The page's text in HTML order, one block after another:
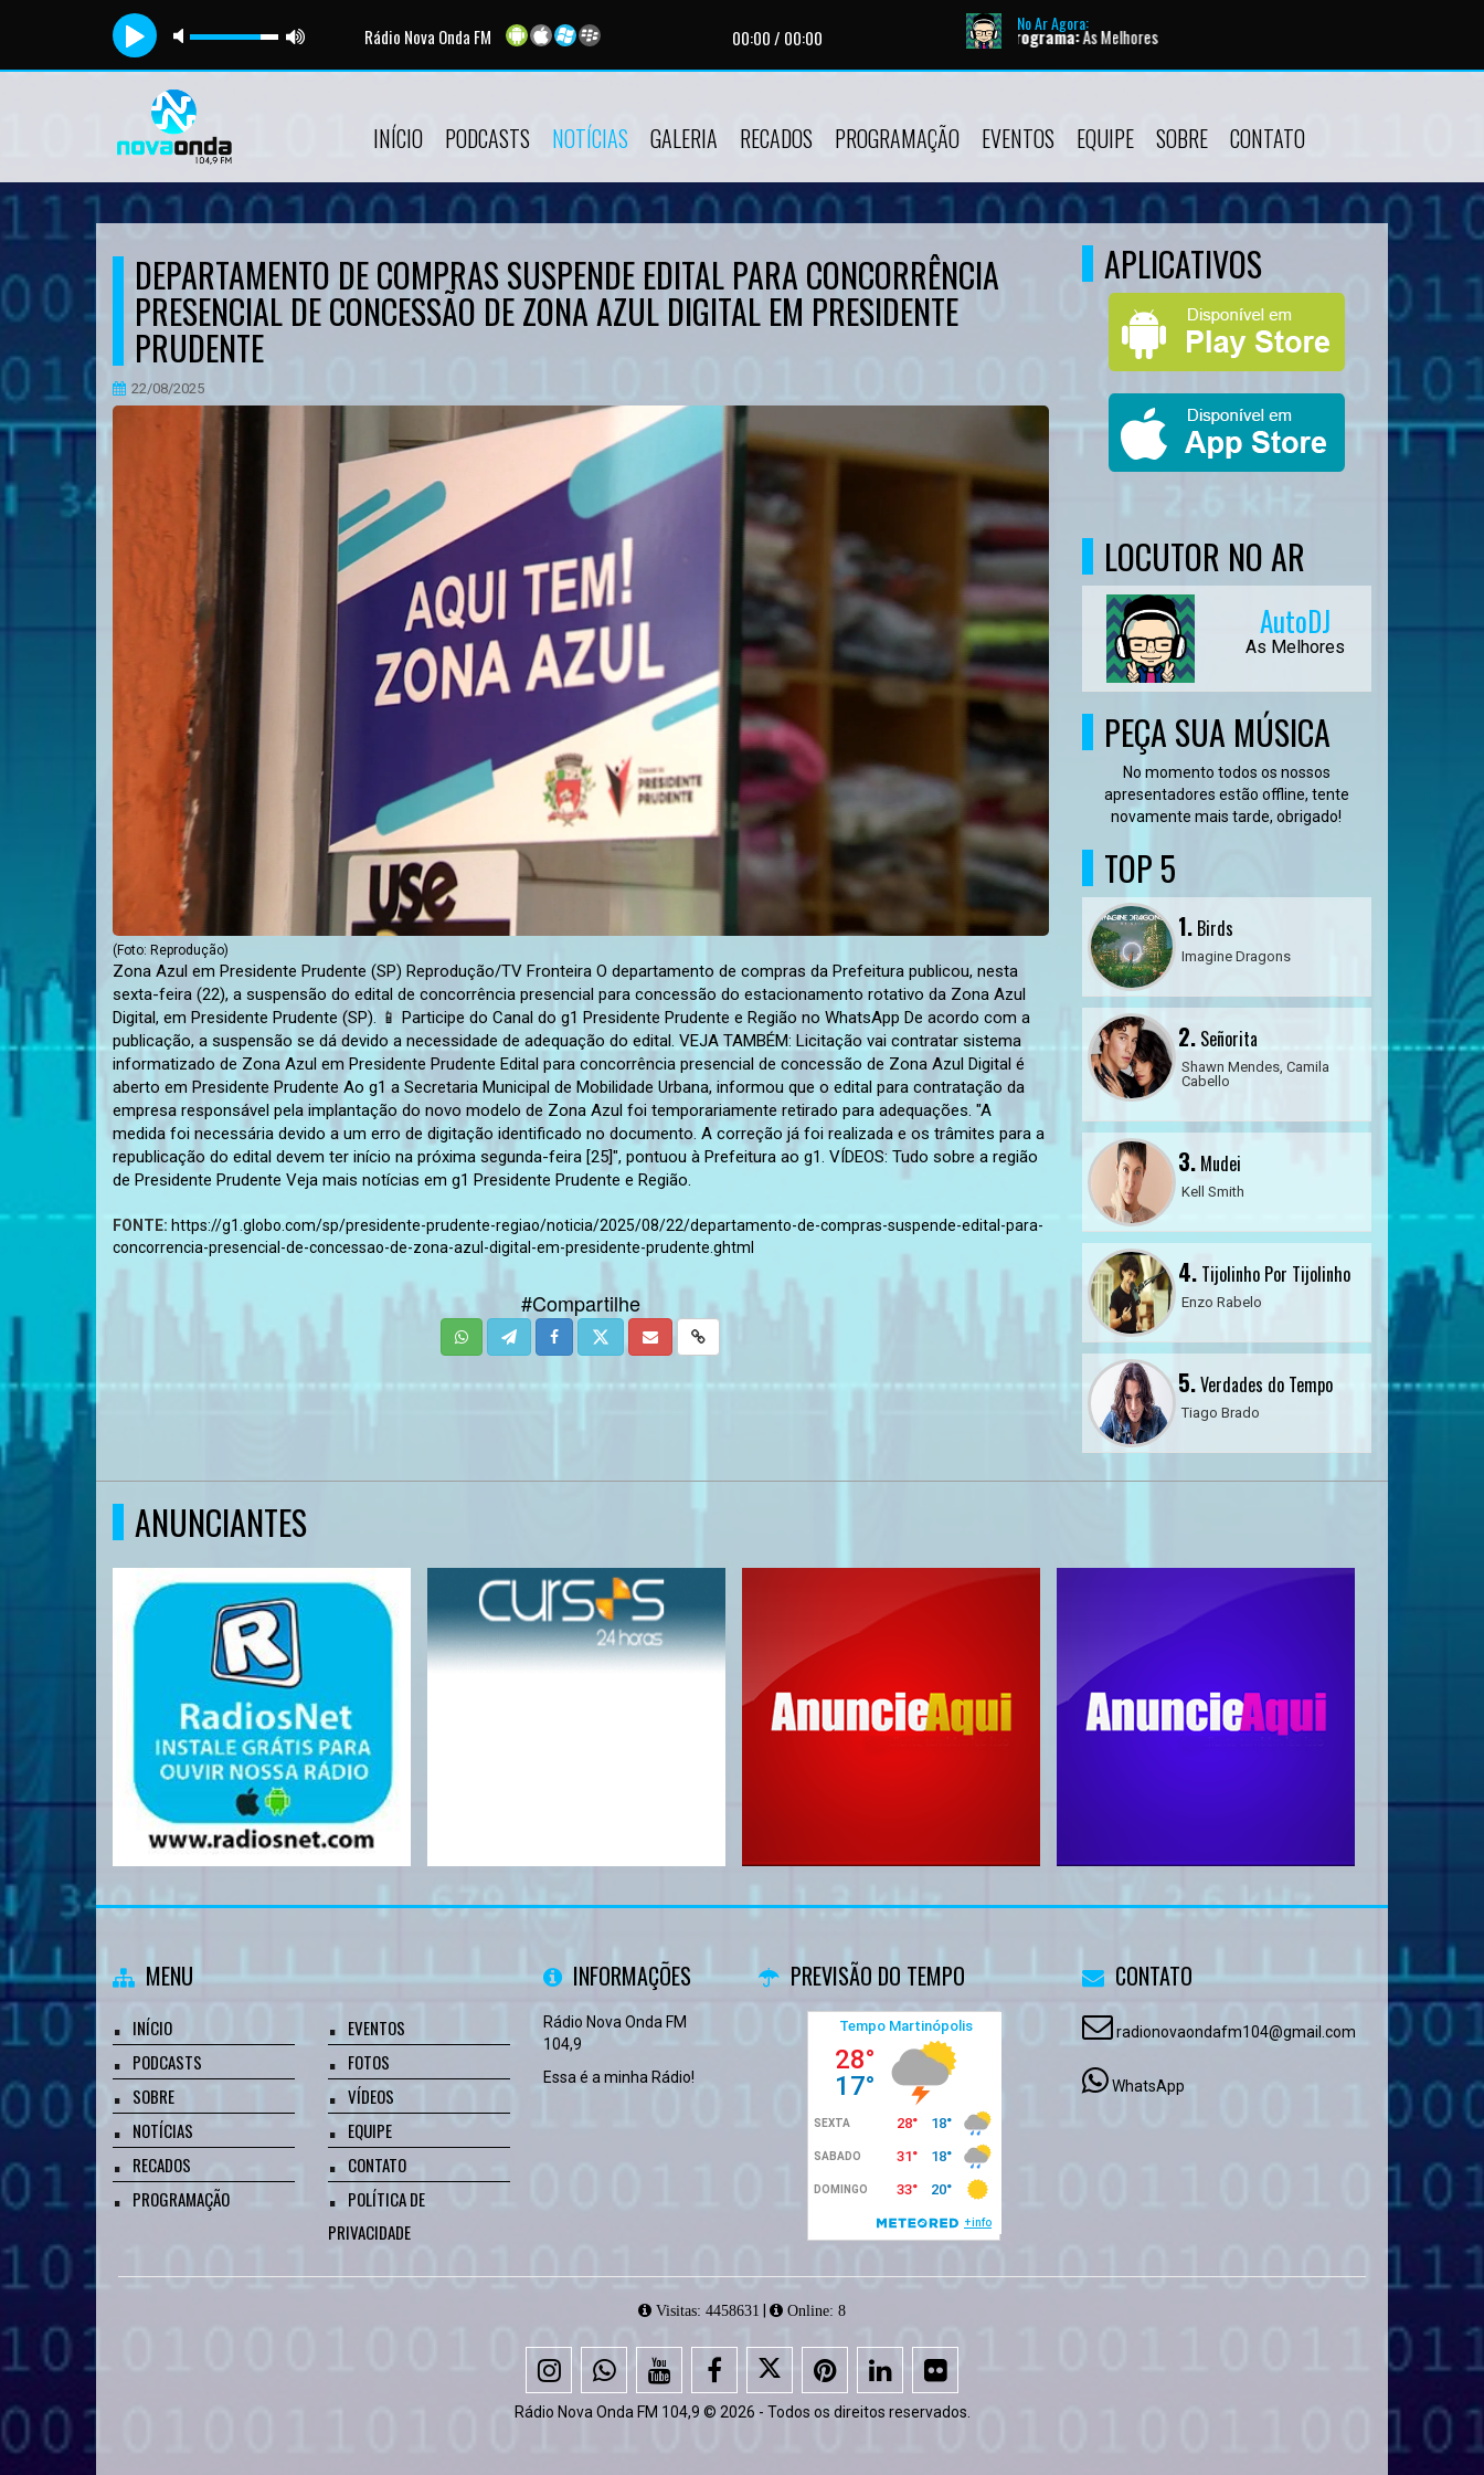
Rádio Nova Onda FM 00:00/ 00:00
No Ar Agora:
Tocando agora:Ao Vivo - Live Broadcast | Apresentador: Programa:As Melhores
INÍCIO PODCASTS NOTÍCIAS GALERIA RECADOS PROGRAMAÇÃO EVENTOS EQUIPE SOBRE CONTATO
DEPARTAMENTO DE COMPRAS SUSPENDE EDITAL PARA CONCORRÊNCIA
PRESENCIAL DE CONCESSÃO DE ZONA AZUL DIGITAL EM PRESIDENTE
PRUDENTE
22/08/2025
(Foto: Reprodução)
Zona Azul em Presidente Prudente (SP) Reprodução/TV Fronteira O departamento de compras da Prefeitura publicou, nesta
sexta-feira (22), a suspensão do edital de concorrência presencial para concessão do estacionamento rotativo da Zona Azul
Digital, em Presidente Prudente (SP). 📱 Participe do Canal do g1 Presidente Prudente e Região no WhatsApp De acordo com a
publicação, a suspensão se dá devido a necessidade de adequação do edital. VEJA TAMBÉM: Licitação vai contratar sistema
informatizado de Zona Azul em Presidente Prudente Edital para concorrência presencial de concessão de Zona Azul Digital é
aberto em Presidente Prudente Ao g1 a Secretaria Municipal de Mobilidade Urbana, informou que o edital para contratação da
empresa responsável pela implantação do novo modelo de Zona Azul foi temporariamente retirado para adequações. "A
medida foi necessária devido a um erro de digitação identificado no documento. A correção já foi realizada e os trâmites para a
republicação do edital devem ter início na próxima segunda-feira [25]", pontuou à Prefeitura ao g1. VÍDEOS: Tudo sobre a região
de Presidente Prudente Veja mais notícias em g1 Presidente Prudente e Região.
FONTE: https://g1.globo.com/sp/presidente-prudente-regiao/noticia/2025/08/22/departamento-de-compras-suspende-edital-para-
concorrencia-presencial-de-concessao-de-zona-azul-digital-em-presidente-prudente.ghtml
#Compartilhe
APLICATIVOS
LOCUTOR NO AR
AutoDJ
As Melhores
PEÇA SUA MÚSICA
No momento todos os nossos
apresentadores estão offline, tente
novamente mais tarde, obrigado!
TOP 5
1.Birds
Imagine Dragons
2.Señorita
Shawn Mendes, Camila
Cabello
3.Mudei
Kell Smith
4.Tijolinho Por Tijolinho
Enzo Rabelo
5.Verdades do Tempo
Tiago Brado
ANUNCIANTES
MENU
INÍCIO
PODCASTS
SOBRE
NOTÍCIAS
RECADOS
PROGRAMAÇÃO
EVENTOS
FOTOS
VÍDEOS
EQUIPE
CONTATO
POLÍTICA DE
PRIVACIDADE
INFORMAÇÕES
Rádio Nova Onda FM
104,9
Essa é a minha Rádio!
PREVISÃO DO TEMPO CONTATO
radionovaondafm104@gmail.com
WhatsApp
Visitas: 4458631 Online: 8
Rádio Nova Onda FM 104,9 © 2026 - Todos os direitos reservados.